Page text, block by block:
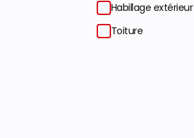
Habillage extérieur
Toiture